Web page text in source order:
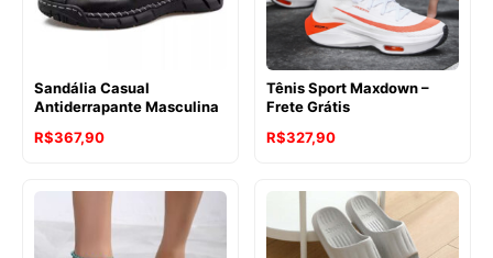
Sandália Casual
Antiderrapante Masculina
R$367,90
Tênis Sport Maxdown –
Frete Grátis
R$327,90